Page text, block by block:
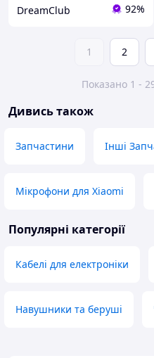
DreamClub 92%
1 2
Показано 1 -
Дивись також
Запчастини Інші
Мікрофони для Xiaomi
Популярні категорії
Кабелі для електроніки
Навушники та беруші